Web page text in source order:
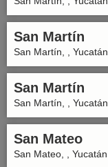
San Martín
San Martín, , Yucatán
San Martín
San Martín, , Yucatán
San Mateo
San Mateo, , Yucatán